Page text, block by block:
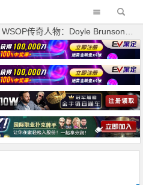
奇人物：Doyle Brunson的第10条金手链诞生于15年前